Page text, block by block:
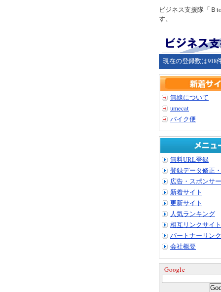
ビジネス支援隊「Ｂ
す。
現在の登録数は918
無線について
umecat
バイク便
無料URL登録
登録データ修正
広告・スポンサ
新着サイト
更新サイト
人気ランキング
相互リンクサイト
パートナーリン
会社概要
Google